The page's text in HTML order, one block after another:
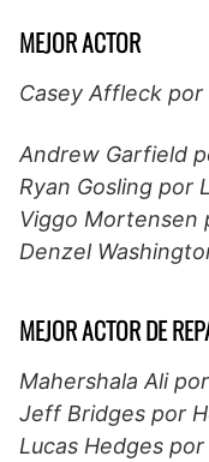
MEJOR ACTOR
Casey Affleck
Andrew Garfield
Ryan Gosling por
Viggo Mortensen
Denzel
MEJOR ACTOR DE
Mahershala Ali
Jeff Bridges por
Lucas Hedges